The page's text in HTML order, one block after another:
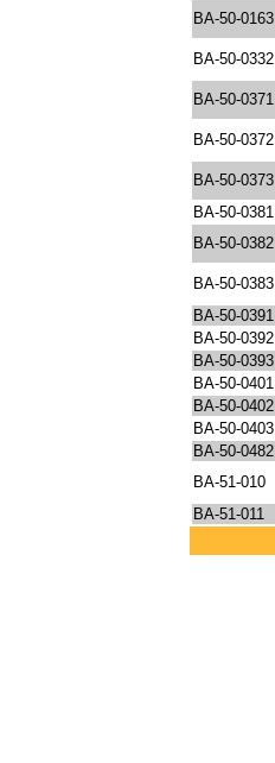
BA-50-0163
BA-50-0332
BA-50-0371
BA-50-0372
BA-50-0373
BA-50-0381
BA-50-0382
BA-50-0383
BA-50-0391
BA-50-0392
BA-50-0393
BA-50-0401
BA-50-0402
BA-50-0403
BA-50-0482
BA-51-010
BA-51-011